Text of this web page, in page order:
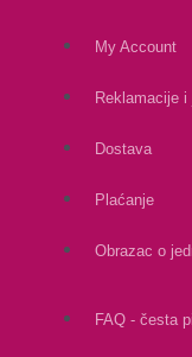
My Account
Reklamacije
Dostava
Plaćanje
Obrazac o
FAQ - česta